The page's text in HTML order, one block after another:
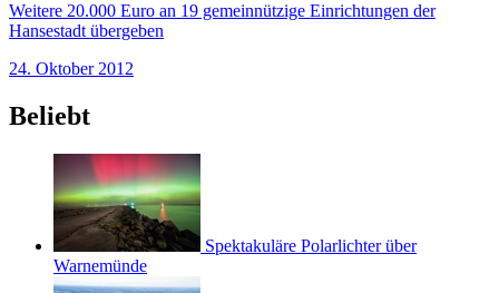
Weitere 20.000 Euro an 19 gemeinnützige Einrichtungen der
Hansestadt übergeben
24. Oktober 2012
Beliebt
Spektakuläre Polarlichter über
Warnemünde